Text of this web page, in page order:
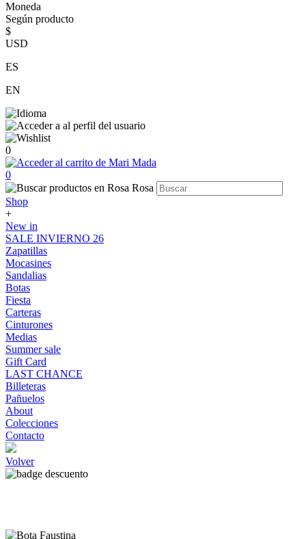
Moneda
Según producto
$
USD
ES
EN
0
0
Shop
+
New in
SALE INVIERNO 26
Zapatillas
Mocasines
Sandalias
Botas
Fiesta
Carteras
Cinturones
Medias
Summer sale
Gift Card
LAST CHANCE
Billeteras
Pañuelos
About
Colecciones
Contacto
Volver